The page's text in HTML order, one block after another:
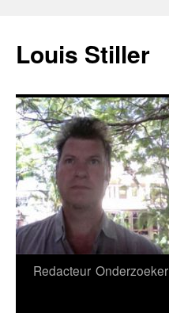
inhoud
Louis Stiller
Redacteur Onderzoeker